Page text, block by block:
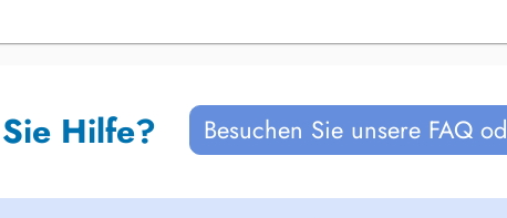
Hilfe? Besuchen Sie unsere FAQ